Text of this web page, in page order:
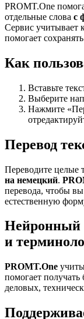
PROMT.One
отдельные слова с
Сервис учитывает
помогает
Как
Вставьте
Выберите
Нажмите
Перевод
Переводите целые
на немецкий.
перевода, чтобы
естественную
Нейронный
и
PROMT.One
помогает
деловых,